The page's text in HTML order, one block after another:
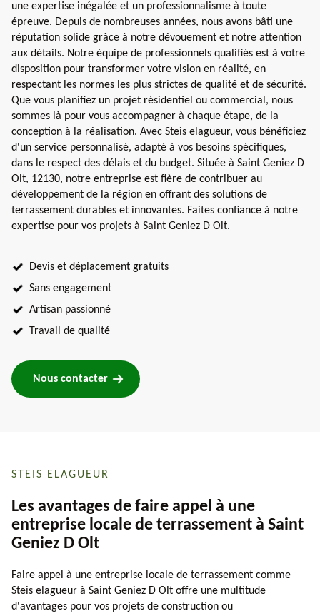
une expertise inégalée et un professionnalisme à toute
épreuve. Depuis de nombreuses années, nous avons bâti une
réputation solide grâce à notre dévouement et notre attention
aux détails. Notre équipe de professionnels qualifiés est à votre
disposition pour transformer votre vision en réalité, en
respectant les normes les plus strictes de qualité et de sécurité.
Que vous planifiez un projet résidentiel ou commercial, nous
sommes là pour vous accompagner à chaque étape, de la
conception à la réalisation. Avec Steis elagueur, vous bénéficiez
d'un service personnalisé, adapté à vos besoins spécifiques,
dans le respect des délais et du budget. Située à Saint Geniez D
Olt, 12130, notre entreprise est fière de contribuer au
développement de la région en offrant des solutions de
terrassement durables et innovantes. Faites confiance à notre
expertise pour vos projets à Saint Geniez D Olt.
Devis et déplacement gratuits
Sans engagement
Artisan passionné
Travail de qualité
Nous contacter
STEIS ELAGUEUR
Les avantages de faire appel à une
entreprise locale de terrassement à Saint
Geniez D Olt
Faire appel à une entreprise locale de terrassement comme
Steis elagueur à Saint Geniez D Olt offre une multitude
d'avantages pour vos projets de construction ou